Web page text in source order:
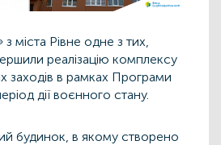
міста Рівне одне з тих,
реалізацію комплексу
заходів в рамках Програми
дії воєнного стану.
будинок, в якому створено